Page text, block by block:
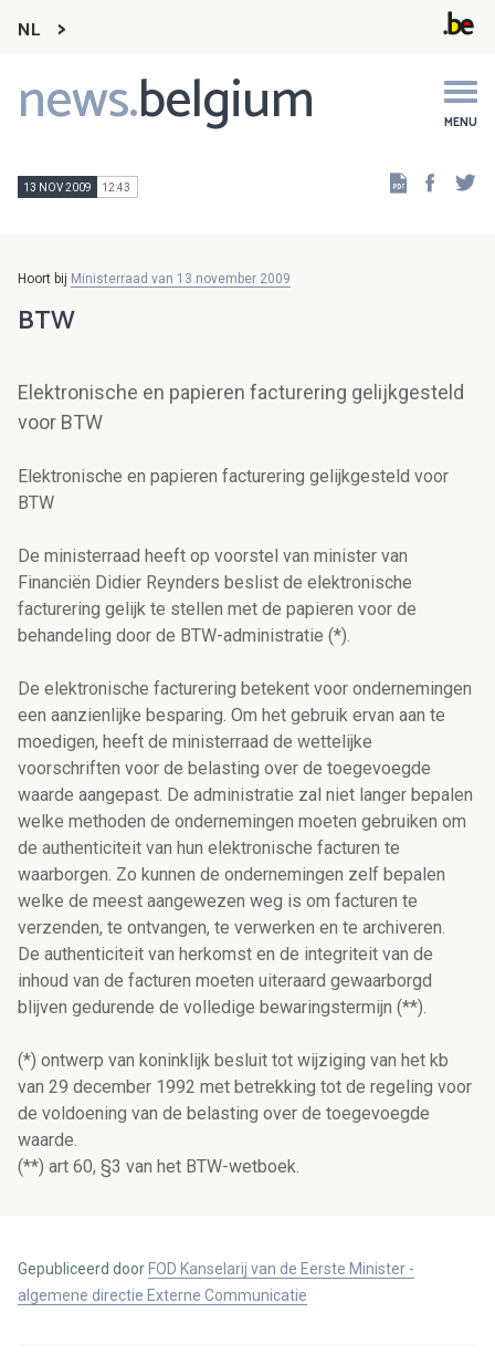
NL
news.belgium MENU
Main
navigation
13 NOV 2009 12:43
Hoort bij Ministerraad van 13 november 2009
BTW
Elektronische en papieren facturering gelijkgesteld
voor BTW
Elektronische en papieren facturering gelijkgesteld voor
BTW
De ministerraad heeft op voorstel van minister van
Financiën Didier Reynders beslist de elektronische
facturering gelijk te stellen met de papieren voor de
behandeling door de BTW-administratie (*).
De elektronische facturering betekent voor ondernemingen
een aanzienlijke besparing. Om het gebruik ervan aan te
moedigen, heeft de ministerraad de wettelijke
voorschriften voor de belasting over de toegevoegde
waarde aangepast. De administratie zal niet langer bepalen
welke methoden de ondernemingen moeten gebruiken om
de authenticiteit van hun elektronische facturen te
waarborgen. Zo kunnen de ondernemingen zelf bepalen
welke de meest aangewezen weg is om facturen te
verzenden, te ontvangen, te verwerken en te archiveren.
De authenticiteit van herkomst en de integriteit van de
inhoud van de facturen moeten uiteraard gewaarborgd
blijven gedurende de volledige bewaringstermijn (**).
(*) ontwerp van koninklijk besluit tot wijziging van het kb
van 29 december 1992 met betrekking tot de regeling voor
de voldoening van de belasting over de toegevoegde
waarde.
(**) art 60, §3 van het BTW-wetboek.
Gepubliceerd door FOD Kanselarij van de Eerste Minister -
algemene directie Externe Communicatie